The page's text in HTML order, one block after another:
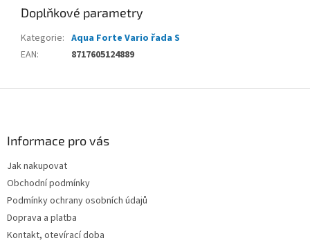
Doplňkové parametry
Kategorie: Aqua Forte Vario řada S
EAN: 8717605124889
Informace pro vás
Jak nakupovat
Obchodní podmínky
Podmínky ochrany osobních údajů
Doprava a platba
Kontakt, otevírací doba